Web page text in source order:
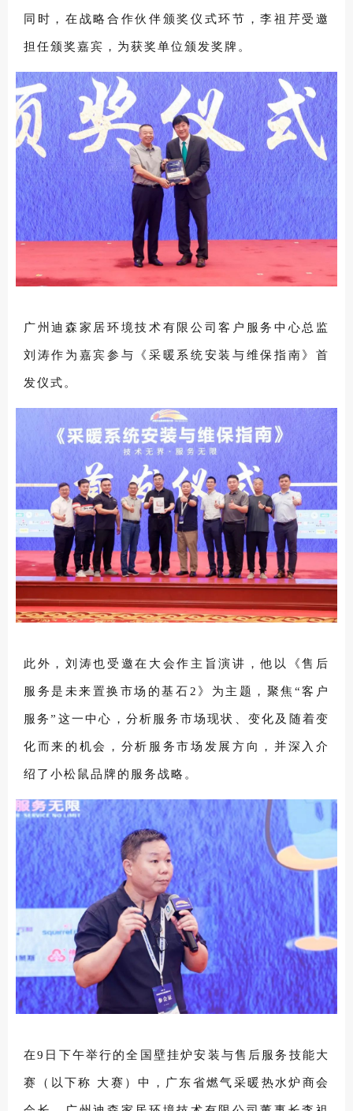
同时，在战略合作伙伴颁奖仪式环节，李祖芹受邀
担任颁奖嘉宾，为获奖单位颁发奖牌。
广州迪森家居环境技术有限公司客户服务中心总监
刘涛作为嘉宾参与《采暖系统安装与维保指南》首
发仪式。
此外，刘涛也受邀在大会作主旨演讲，他以《售后
服务是未来置换市场的基石2》为主题，聚焦“客户
服务”这一中心，分析服务市场现状、变化及随着变
化而来的机会，分析服务市场发展方向，并深入介
绍了小松鼠品牌的服务战略。
在9日下午举行的全国壁挂炉安装与售后服务技能大
赛（以下称 大赛）中，广东省燃气采暖热水炉商会